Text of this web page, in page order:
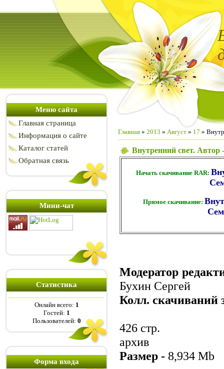
Меню сайта
Главная страница
Информация о сайте
Каталог статей
Обратная связь
Мини-чат
Статистика
Онлайн всего: 1
Гостей: 1
Пользователей: 0
Форма входа
Главная » 2013 » Август » 17 »
Внутренний свет.
Начать скачивание RAR:
Прямое скачивание:
Модератор
Бухин Сергей
Колл. скачиваний
426 стр.
архив
Размер - 8,934 Mb